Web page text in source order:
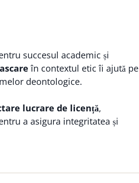
succesul academic și
în contextul etic îi ajută pe
deontologice.
lucrare de licență,
a asigura integritatea și